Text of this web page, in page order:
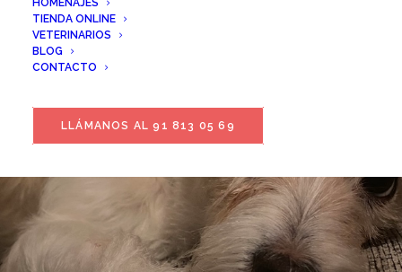
HOMENAJES
TIENDA ONLINE
VETERINARIOS
BLOG
CONTACTO
LLÁMANOS AL 91 813 05 69